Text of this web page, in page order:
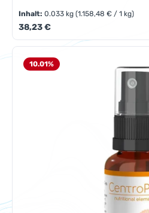
Inhalt:0.033 kg(1.158,48 € / 1 kg)
Regulärer Preis:
38,23 €
10.01%